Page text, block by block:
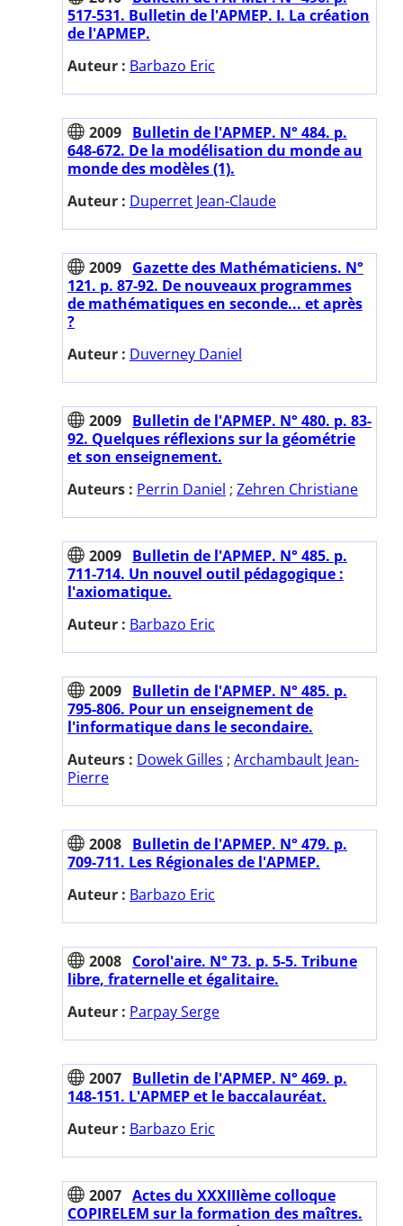
517-531. Bulletin de l'APMEP. I. La création
de l'APMEP.
Auteur : Barbazo Eric
2009 Bulletin de l'APMEP. N° 484. p.
648-672. De la modélisation du monde au
monde des modèles (1).
Auteur : Duperret Jean-Claude
2009 Gazette des Mathématiciens. N°
121. p. 87-92. De nouveaux programmes
de mathématiques en seconde... et après
?
Auteur : Duverney Daniel
2009 Bulletin de l'APMEP. N° 480. p. 83-
92. Quelques réflexions sur la géométrie
et son enseignement.
Auteurs : Perrin Daniel ; Zehren Christiane
2009 Bulletin de l'APMEP. N° 485. p.
711-714. Un nouvel outil pédagogique :
l'axiomatique.
Auteur : Barbazo Eric
2009 Bulletin de l'APMEP. N° 485. p.
795-806. Pour un enseignement de
l'informatique dans le secondaire.
Auteurs : Dowek Gilles ; Archambault Jean-
Pierre
2008 Bulletin de l'APMEP. N° 479. p.
709-711. Les Régionales de l'APMEP.
Auteur : Barbazo Eric
2008 Corol'aire. N° 73. p. 5-5. Tribune
libre, fraternelle et égalitaire.
Auteur : Parpay Serge
2007 Bulletin de l'APMEP. N° 469. p.
148-151. L'APMEP et le baccalauréat.
Auteur : Barbazo Eric
2007 Actes du XXXIIIème colloque
COPIRELEM sur la formation des maîtres.